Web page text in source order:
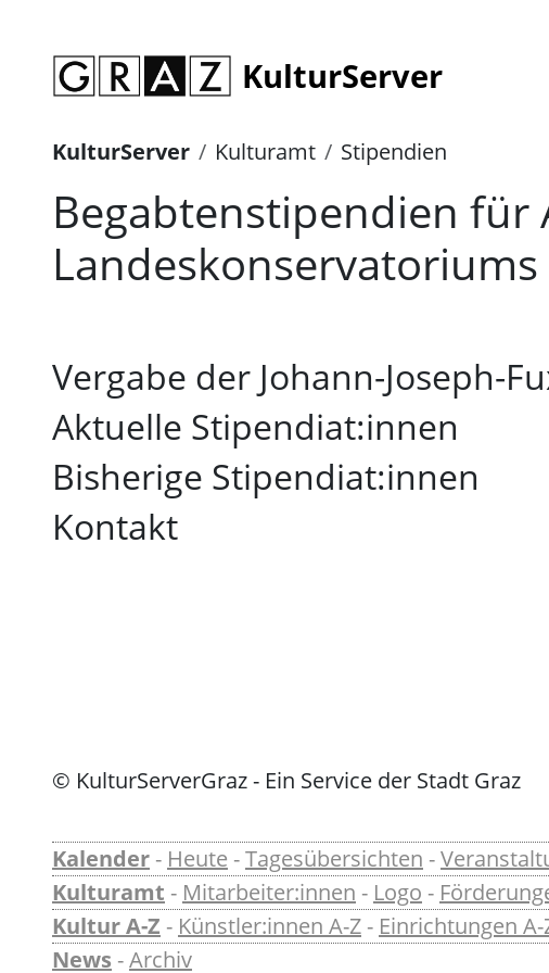
KulturServer
KulturServer Kulturamt Stipendien
Begabtenstipendien für
Landeskonservatoriums
Vergabe der Johann-Joseph-
Aktuelle Stipendiat:innen
Bisherige Stipendiat:innen
Kontakt
© KulturServerGraz - Ein Service der Stadt Graz
Kalender - Heute -Tagesübersichten -
Kulturamt - Mitarbeiter:innen - Logo -
Kultur A-Z - Künstler:innen A-Z - Einrichtungen A-
News -Archiv